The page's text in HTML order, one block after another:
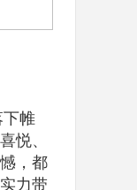
帷
悦、
，都
力带